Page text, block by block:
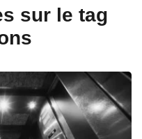
sur le tag